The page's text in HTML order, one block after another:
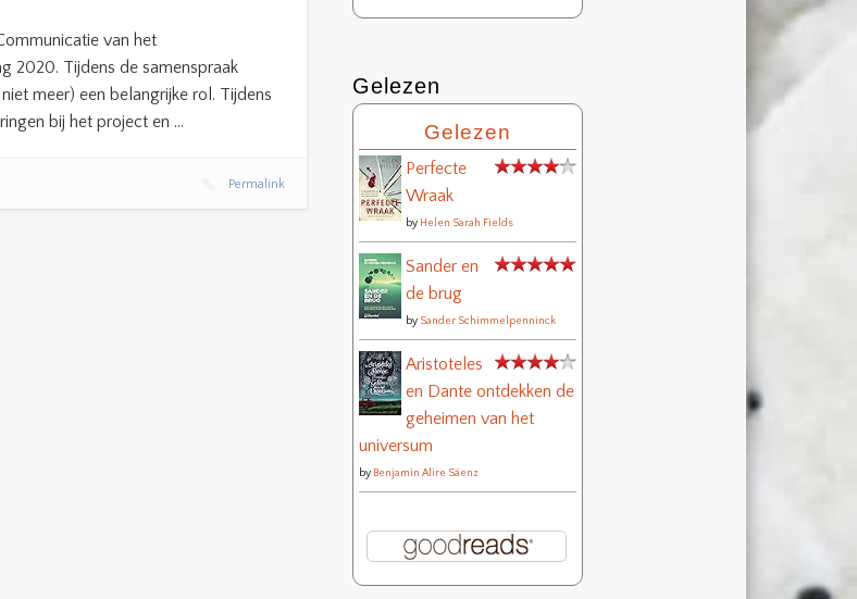
van het
2020. Tijdens de samenspraak
meer) een belangrijke rol. Tijdens
bij het project en …
Permalink
Gelezen
Gelezen
Perfecte
Wraak
by Helen Sarah Fields
Sander en
de brug
by Sander Schimmelpenninck
Aristoteles
en Dante ontdekken de
geheimen van het
universum
by Benjamin Alire Sáenz